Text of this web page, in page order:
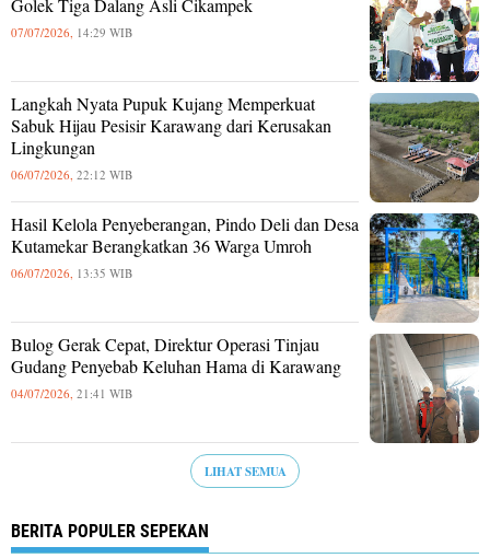
Golek Tiga Dalang Asli Cikampek
07/07/2026, 14:29 WIB
Langkah Nyata Pupuk Kujang Memperkuat
Sabuk Hijau Pesisir Karawang dari Kerusakan
Lingkungan
06/07/2026, 22:12 WIB
Hasil Kelola Penyeberangan, Pindo Deli dan Desa
Kutamekar Berangkatkan 36 Warga Umroh
06/07/2026, 13:35 WIB
Bulog Gerak Cepat, Direktur Operasi Tinjau
Gudang Penyebab Keluhan Hama di Karawang
04/07/2026, 21:41 WIB
LIHAT SEMUA
BERITA POPULER SEPEKAN